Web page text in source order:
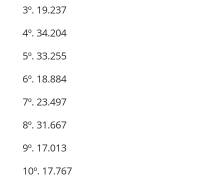
3º. 19.237
4º. 34.204
5º. 33.255
6º. 18.884
7º. 23.497
8º. 31.667
9º. 17.013
10º. 17.767